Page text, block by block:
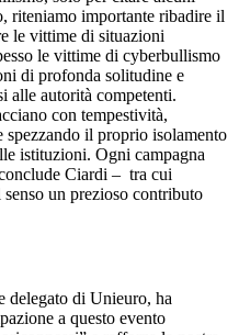
riteniamo importante ribadire il
le vittime di situazioni
le vittime di cyberbullismo
di profonda solitudine e
alle autorità competenti.
con tempestività,
il proprio isolamento
istituzioni. Ogni campagna
Ciardi – tra cui
un prezioso contributo
delegato di Unieuro, ha
a questo evento